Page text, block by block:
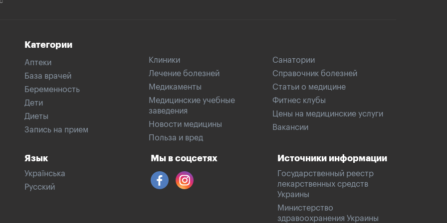
Категории
Аптеки
База врачей
Беременность
Дети
Диеты
Запись на прием
Клиники
Лечение болезней
Медикаменты
Медицинские учебные
заведения
Новости медицины
Польза и вред
Санатории
Справочник болезней
Статьи о медицине
Фитнес клубы
Цены на медицинские услуги
Вакансии
Язык
Українська
Русский
Мы в соцсетях Источники информации
Государственный реестр
лекарственных средств
Украины
Министерство
здравоохранения Украины